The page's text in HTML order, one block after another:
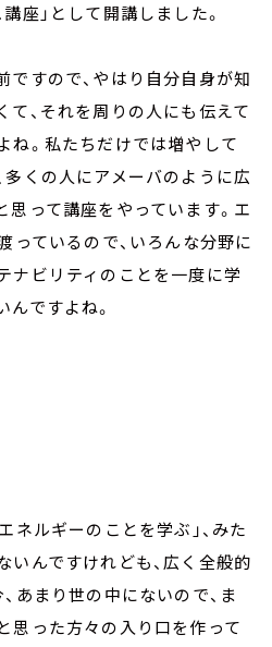
座」として開講しました。
ですので、やはり自分自身が知
て、それを周りの人にも伝えて
ね。私たちだけでは増やして
多くの人にアメーバのように広
思って講座をやっています。エ
っているので、いろんな分野に
ナビリティのことを一度に学
ですよね。
ネルギーのことを学ぶ」、みた
いんですけれども、広く全般的
あまり世の中にないので、ま
思った方々の入り口を作って